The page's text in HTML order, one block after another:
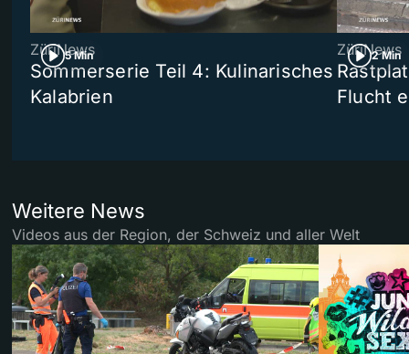
5 Min
ZüriNews
Sommerserie Teil 4: Kulinarisches
Kalabrien
2 Min
ZüriNews
Flucht
Weitere News
Videos aus der Region, der Schweiz und aller Welt